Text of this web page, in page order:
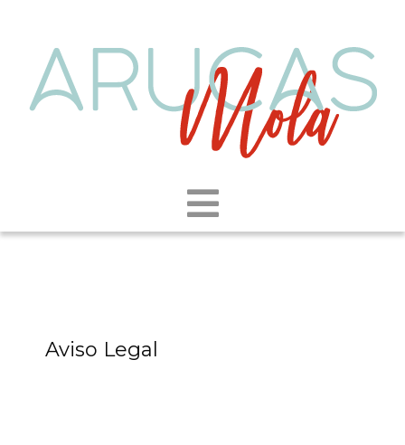
Aviso Legal